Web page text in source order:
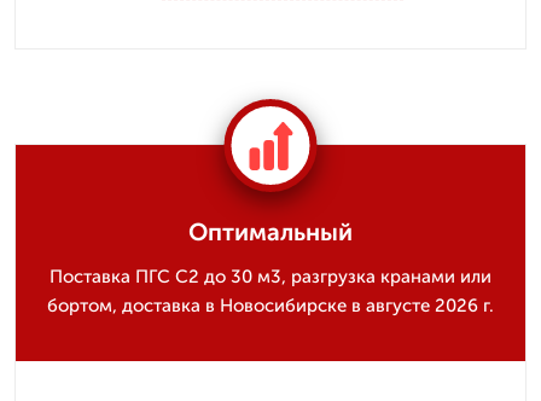
Оптимальный
Поставка ПГС С2 до 30 м3, разгрузка кранами или
бортом, доставка в Новосибирске в августе 2026 г.